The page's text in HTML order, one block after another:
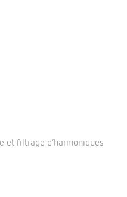
et filtrage d’harmoniques